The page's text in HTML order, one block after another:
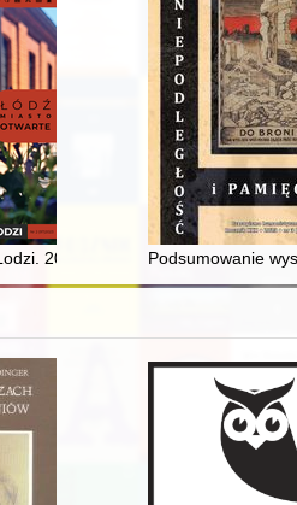
2023, nr 2, Podsumowanie